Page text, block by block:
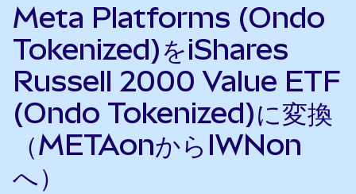
Meta Platforms (Ondo
Tokenized)をiShares
Russell 2000 Value ETF
(Ondo Tokenized)に変換
（METAonからIWNon
へ）